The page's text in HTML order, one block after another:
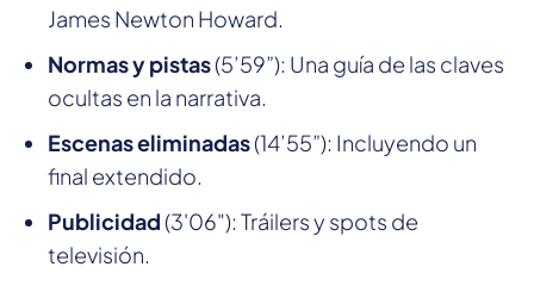
James Newton Howard.
Normas y pistas(5’59”): Una guía de las claves
ocultas en la narrativa.
Escenas eliminadas(14’55”): Incluyendo un
final extendido.
Publicidad(3'06"): Tráilers y spots de
televisión.